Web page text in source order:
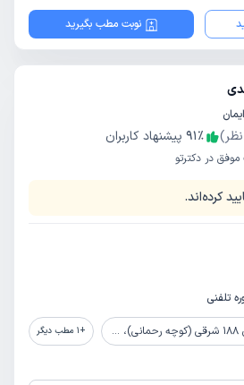
نوبت مطب بگیرید
نظر) 91٪
پیشنهاد کاربران
در دکترتو
کرده‌اند.
تلفنی
+
1 مطب دیگر